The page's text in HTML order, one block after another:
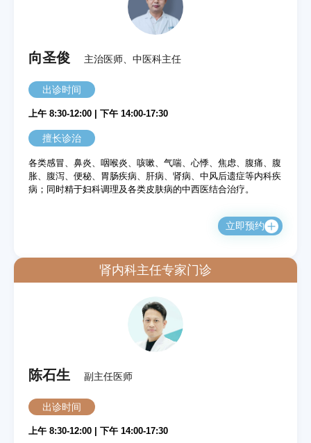
向圣俊 主治医师、中医科主任
出诊时间
上午 8:30-12:00 | 下午 14:00-17:30
擅长诊治
各类感冒、鼻炎、咽喉炎、咳嗽、气喘、心悸、焦虑、腹痛、腹
胀、腹泻、便秘、胃肠疾病、肝病、肾病、中风后遗症等内科疾
病；同时精于妇科调理及各类皮肤病的中西医结合治疗。
立即预约
肾内科主任专家门诊
陈石生 副主任医师
出诊时间
上午 8:30-12:00 | 下午 14:00-17:30